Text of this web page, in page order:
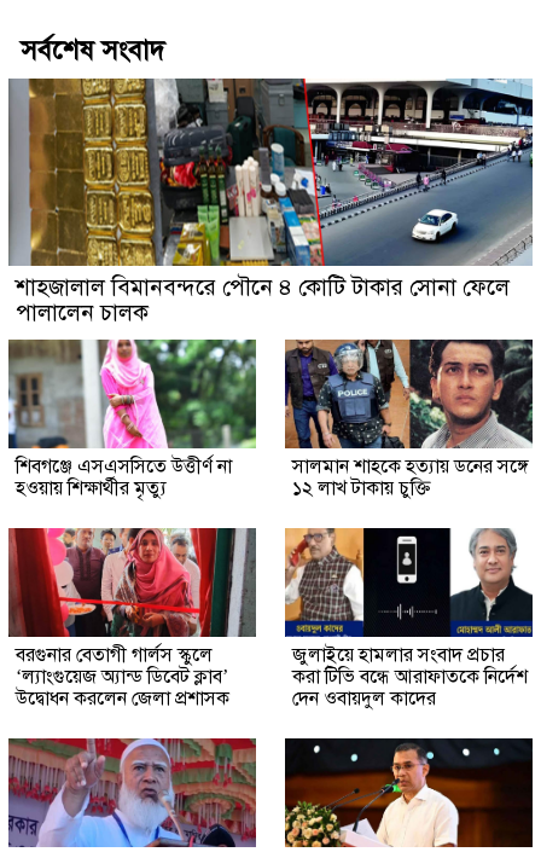
সর্বশেষ সংবাদ
শাহজালাল বিমানবন্দরে পৌনে ৪ কোটি টাকার সোনা ফেলে
পালালেন চালক
শিবগঞ্জে এসএসসিতে উত্তীর্ণ না
হওয়ায় শিক্ষার্থীর মৃত্যু
সালমান শাহকে হত্যায় ডনের সঙ্গে
১২ লাখ টাকায় চুক্তি
বরগুনার বেতাগী গার্লস স্কুলে
‘ল্যাংগুয়েজ অ্যান্ড ডিবেট ক্লাব’
উদ্বোধন করলেন জেলা প্রশাসক
জুলাইয়ে হামলার সংবাদ প্রচার
করা টিভি বন্ধে আরাফাতকে নির্দেশ
দেন ওবায়দুল কাদের